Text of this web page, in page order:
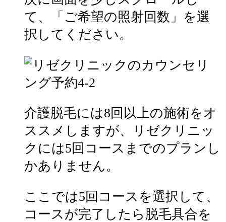
て、「ご希望の照射回数」を選
択してください。
介護脱毛には8回以上の施術をオ
ススメしますが、リゼクリニッ
クには5回コースまでのプランし
かありません。
ここでは5回コースを選択して、
コースが完了したら脱毛具合を